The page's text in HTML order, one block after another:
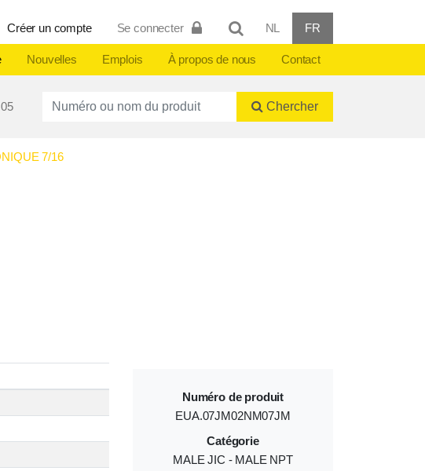
Créer un compte Se connecter NL FR
Nouvelles Emplois À propos de nous Contact
Productnummer of naam Chercher
7/16
Numéro de produit
EUA.07JM02NM07JM
Catégorie
MALE JIC - MALE NPT